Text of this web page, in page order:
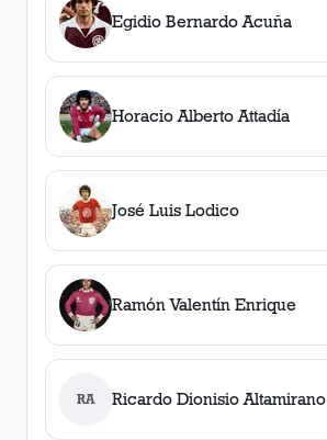
Egidio Bernardo Acuña
Horacio Alberto Attadía
José Luis Lodico
Ramón Valentín Enrique
RA Ricardo Dionisio Altamirano